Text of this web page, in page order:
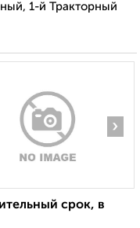
1-й Тракторный
›
срок, в